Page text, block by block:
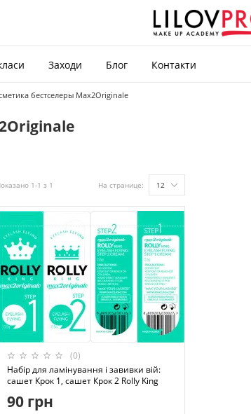
Заходи Блог Контакти
бестселеры Max2Originale
1-1 з 1 На странице: 12
(0)
Набір для ламінування і завивки вій:
сашет Крок 1, сашет Крок 2 Rolly King
90 грн